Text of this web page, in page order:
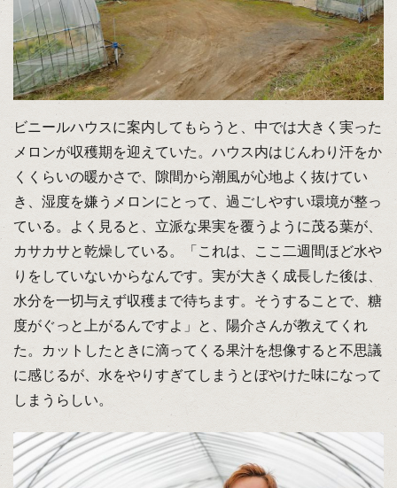
ビニールハウスに案内してもらうと、中では大きく実った
メロンが収穫期を迎えていた。ハウス内はじんわり汗をか
くくらいの暖かさで、隙間から潮風が心地よく抜けてい
き、湿度を嫌うメロンにとって、過ごしやすい環境が整っ
ている。よく見ると、立派な果実を覆うように茂る葉が、
カサカサと乾燥している。「これは、ここ二週間ほど水や
りをしていないからなんです。実が大きく成長した後は、
水分を一切与えず収穫まで待ちます。そうすることで、糖
度がぐっと上がるんですよ」と、陽介さんが教えてくれ
た。カットしたときに滴ってくる果汁を想像すると不思議
に感じるが、水をやりすぎてしまうとぼやけた味になって
しまうらしい。